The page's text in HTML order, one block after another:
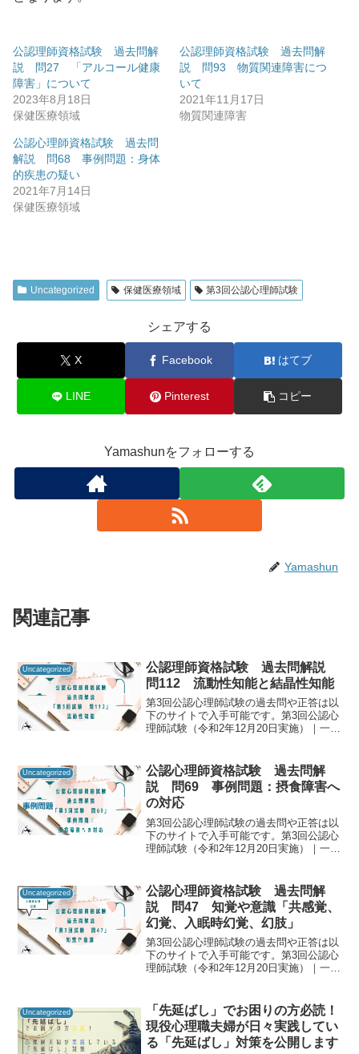
公認理師資格試験 過去問解
説 問27 「アルコール健康
障害」について
2023年8月18日
保健医療領域
公認理師資格試験 過去問解
説 問93 物質関連障害につ
いて
2021年11月17日
物質関連障害
公認心理師資格試験 過去問
解説 問68 事例問題：身体
的疾患の疑い
2021年7月14日
保健医療領域
Uncategorized 保健医療領域 第3回公認心理師試験
シェアする
X Facebook はてブ
LINE Pinterest コピー
Yamashunをフォローする
Yamashun
関連記事
Uncategorized
公認理師資格試験 過去問解説
問112 流動性知能と結晶性知能
第3回公認心理師試験の過去問や正答は以
下のサイトで入手可能です。第3回公認心
理師試験（令和2年12月20日実施）｜一般
ることで「自分に必要な知識は何か」を
知るための手が...
Uncategorized
公認心理師資格試験 過去問解
説 問69 事例問題：摂食障害へ
の対応
第3回公認心理師試験の過去問や正答は以
下のサイトで入手可能です。第3回公認心
理師試験（令和2年12月20日実施）｜一般
ることで「自分に必要な知識は何か」を
知るための手が...
Uncategorized
公認心理師資格試験 過去問解
説 問47 知覚や意識「共感覚、
幻覚、入眠時幻覚、幻肢」
第3回公認心理師試験の過去問や正答は以
下のサイトで入手可能です。第3回公認心
理師試験（令和2年12月20日実施）｜一般
ることで「自分に必要な知識は何か」を
知るための手が...
Uncategorized
「先延ばし」でお困りの方必読！
現役心理職夫婦が日々実践してい
る「先延ばし」対策を公開します